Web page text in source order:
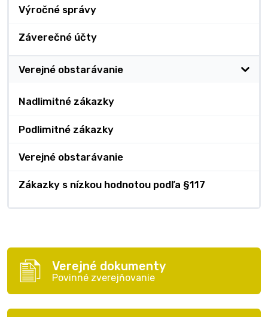
Výročné správy
Záverečné účty
Verejné obstarávanie
Nadlimitné zákazky
Podlimitné zákazky
Verejné obstarávanie
Zákazky s nízkou hodnotou podľa §117
Verejné dokumenty
Povinné zverejňovanie